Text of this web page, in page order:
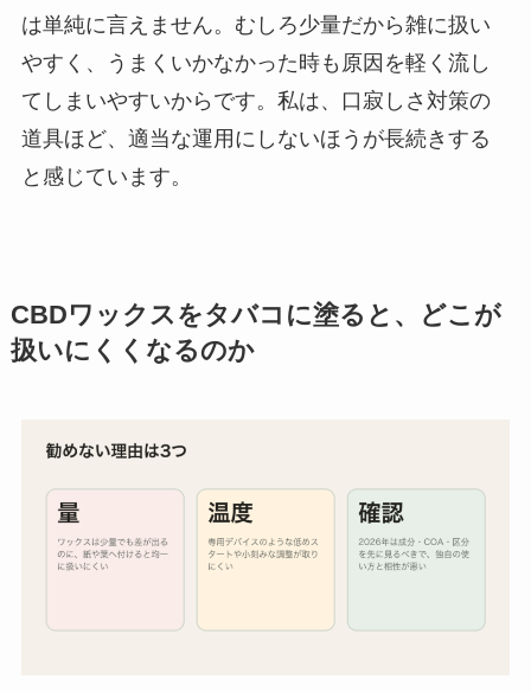
は単純に言えません。むしろ少量だから雑に扱い
やすく、うまくいかなかった時も原因を軽く流し
てしまいやすいからです。私は、口寂しさ対策の
道具ほど、適当な運用にしないほうが長続きする
と感じています。
CBDワックスをタバコに塗ると、どこが
扱いにくくなるのか